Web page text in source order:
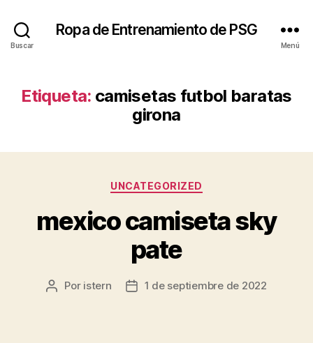
Buscar
Ropa de Entrenamiento de PSG
Menú
Etiqueta: camisetas futbol baratas
girona
Categorías
UNCATEGORIZED
mexico camiseta sky
pate
Autor
Por istern
Fecha1 de septiembre de 2022